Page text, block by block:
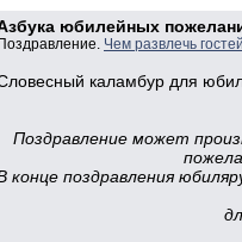
юбилейных
Поздравление. Чем развлечь
каламбур для
Поздравление может
конце поздравления